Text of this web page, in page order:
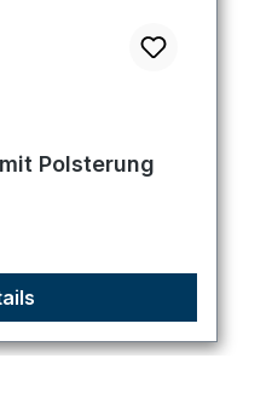
von 5 von 5 Sternen
Polsterung